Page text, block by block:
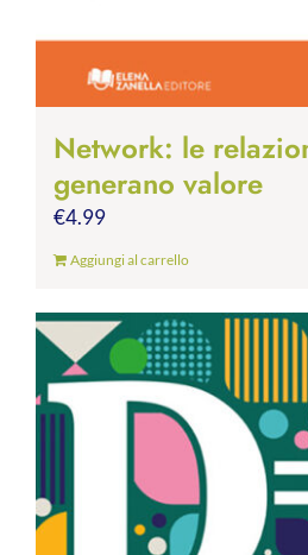
Network: le
generano valore
€4.99
Aggiungi al carrello